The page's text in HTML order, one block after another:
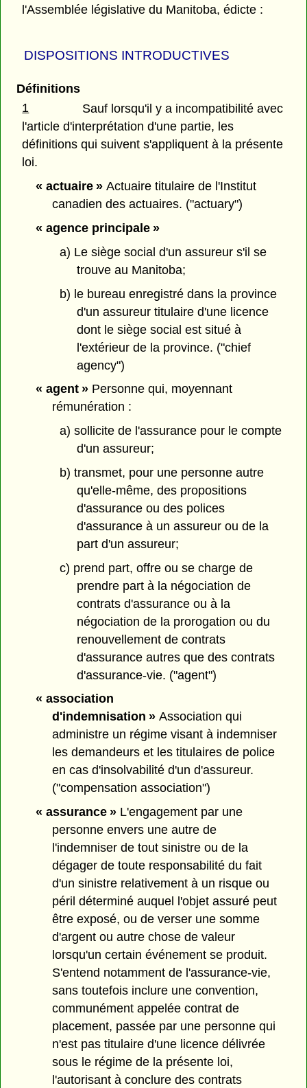
l'Assemblée législative du Manitoba, édicte :
DISPOSITIONS INTRODUCTIVES
Définitions
1
Sauf lorsqu'il y a incompatibilité avec
l'article d'interprétation d'une partie, les
définitions qui suivent s'appliquent à la présente
loi.
« actuaire »Actuaire titulaire de l'Institut
canadien des actuaires. ("actuary")
« agence principale »
a) Le siège social d'un assureur s'il se
trouve au Manitoba;
b) le bureau enregistré dans la province
d'un assureur titulaire d'une licence
dont le siège social est situé à
l'extérieur de la province. ("chief
agency")
« agent »Personne qui, moyennant
rémunération :
a) sollicite de l'assurance pour le compte
d'un assureur;
b) transmet, pour une personne autre
qu'elle-même, des propositions
d'assurance ou des polices
d'assurance à un assureur ou de la
part d'un assureur;
c) prend part, offre ou se charge de
prendre part à la négociation de
contrats d'assurance ou à la
négociation de la prorogation ou du
renouvellement de contrats
d'assurance autres que des contrats
d'assurance-vie. ("agent")
« association
d'indemnisation » Association qui
administre un régime visant à indemniser
les demandeurs et les titulaires de police
en cas d'insolvabilité d'un d'assureur.
("compensation association")
« assurance »L'engagement par une
personne envers une autre de
l'indemniser de tout sinistre ou de la
dégager de toute responsabilité du fait
d'un sinistre relativement à un risque ou
péril déterminé auquel l'objet assuré peut
être exposé, ou de verser une somme
d'argent ou autre chose de valeur
lorsqu'un certain événement se produit.
S'entend notamment de l'assurance-vie,
sans toutefois inclure une convention,
communément appelée contrat de
placement, passée par une personne qui
n'est pas titulaire d'une licence délivrée
sous le régime de la présente loi,
l'autorisant à conclure des contrats